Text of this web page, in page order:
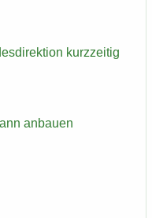
kurz­zei­tig
an­bau­en